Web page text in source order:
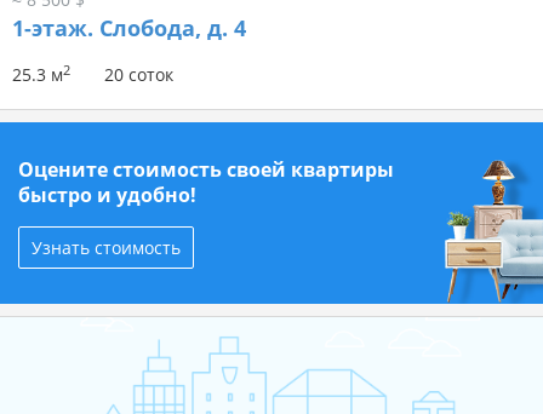
1-этаж. Слобода, д. 4
25.3 м2 20 соток
Оцените стоимость своей квартиры
быстро и удобно!
Узнать стоимость